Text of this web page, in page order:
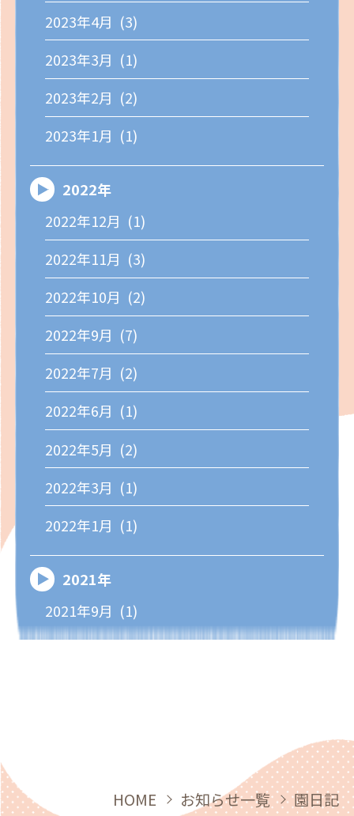
2023年4月 (3)
2023年3月 (1)
2023年2月 (2)
2023年1月 (1)
2022年
2022年12月 (1)
2022年11月 (3)
2022年10月 (2)
2022年9月 (7)
2022年7月 (2)
2022年6月 (1)
2022年5月 (2)
2022年3月 (1)
2022年1月 (1)
2021年
2021年9月 (1)
HOME お知らせ一覧 園日記